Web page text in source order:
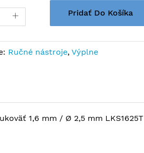
Pridať Do Košíka
Ručné nástroje, Výplne
1,6 mm / Ø 2,5 mm LKS1625T